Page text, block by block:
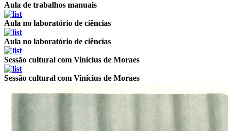
Aula de trabalhos manuais
Aula no laboratório de ciências
Aula no laboratório de ciências
Sessão cultural com Vinicius de Moraes
Sessão cultural com Vinicius de Moraes